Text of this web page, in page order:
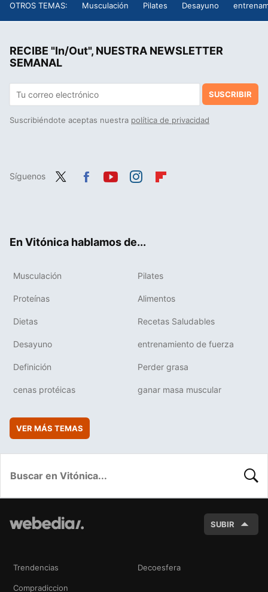
OTROS TEMAS: Musculación Pilates Desayuno
RECIBE "In/Out", NUESTRA NEWSLETTER
SEMANAL
SUSCRIBIR
Suscribiéndote aceptas nuestra política de privacidad
Síguenos
En Vitónica hablamos de...
Musculación Pilates
Proteínas Alimentos
Dietas Recetas Saludables
Desayuno entrenamiento de fuerza
Definición Perder grasa
cenas protéicas ganar masa muscular
VER MÁS TEMAS
SUBIR
Trendencias Decoesfera
Compradiccion